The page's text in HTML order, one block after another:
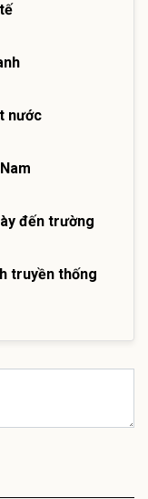
nước
đến trường
truyền thống